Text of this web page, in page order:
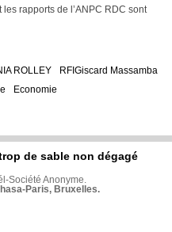
rapports de l’ANPC RDC sont
ROLLEY
RFIGiscard Massamba
Economie
de sable non dégagé
Société Anonyme.
Paris, Bruxelles.